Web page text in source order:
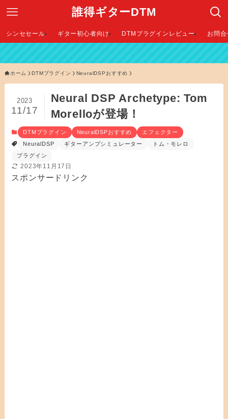
誰得ギターDTM
シンセセール ギター初心者向け DTMプラグインレビュー お問
ホーム DTMプラグイン NeuralDSPおすすめ
Neural DSP Archetype: Tom
Morelloが登場！
2023
11/17
DTMプラグイン NeuralDSPおすすめ
エフェクター
NeuralDSP
ギターアンプシミュレーター
トム・モレロ
プラグイン
2023年11月17日
スポンサードリンク